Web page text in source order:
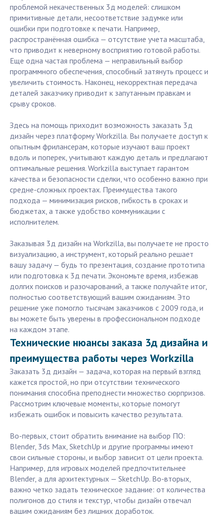
проблемой некачественных 3д моделей: слишком
примитивные детали, несоответствие задумке или
ошибки при подготовке к печати. Например,
распространённая ошибка — отсутствие учета масштаба,
что приводит к неверному восприятию готовой работы.
Еще одна частая проблема — неправильный выбор
программного обеспечения, способный затянуть процесс и
увеличить стоимость. Наконец, некорректная передача
деталей заказчику приводит к запутанным правкам и
срыву сроков.
Здесь на помощь приходит возможность заказать 3д
дизайн через платформу Workzilla. Вы получаете доступ к
опытным фрилансерам, которые изучают ваш проект
вдоль и поперек, учитывают каждую деталь и предлагают
оптимальные решения. Workzilla выступает гарантом
качества и безопасности сделки, что особенно важно при
средне-сложных проектах. Преимущества такого
подхода — минимизация рисков, гибкость в сроках и
бюджетах, а также удобство коммуникации с
исполнителем.
Заказывая 3д дизайн на Workzilla, вы получаете не просто
визуализацию, а инструмент, который реально решает
вашу задачу — будь то презентация, создание прототипа
или подготовка к 3д печати. Экономьте время, избежав
долгих поисков и разочарований, а также получайте итог,
полностью соответствующий вашим ожиданиям. Это
решение уже помогло тысячам заказчиков с 2009 года, и
вы можете быть уверены в профессиональном подходе
на каждом этапе.
Технические нюансы заказа 3д дизайна и
преимущества работы через Workzilla
Заказать 3д дизайн — задача, которая на первый взгляд
кажется простой, но при отсутствии технического
понимания способна преподнести множество сюрпризов.
Рассмотрим ключевые моменты, которые помогут
избежать ошибок и повысить качество результата.
Во-первых, стоит обратить внимание на выбор ПО:
Blender, 3ds Max, SketchUp и другие программы имеют
свои сильные стороны, и выбор зависит от цели проекта.
Например, для игровых моделей предпочтительнее
Blender, а для архитектурных — SketchUp. Во-вторых,
важно четко задать техническое задание: от количества
полигонов до стиля и текстур, чтобы дизайн отвечал
вашим ожиданиям без лишних доработок.